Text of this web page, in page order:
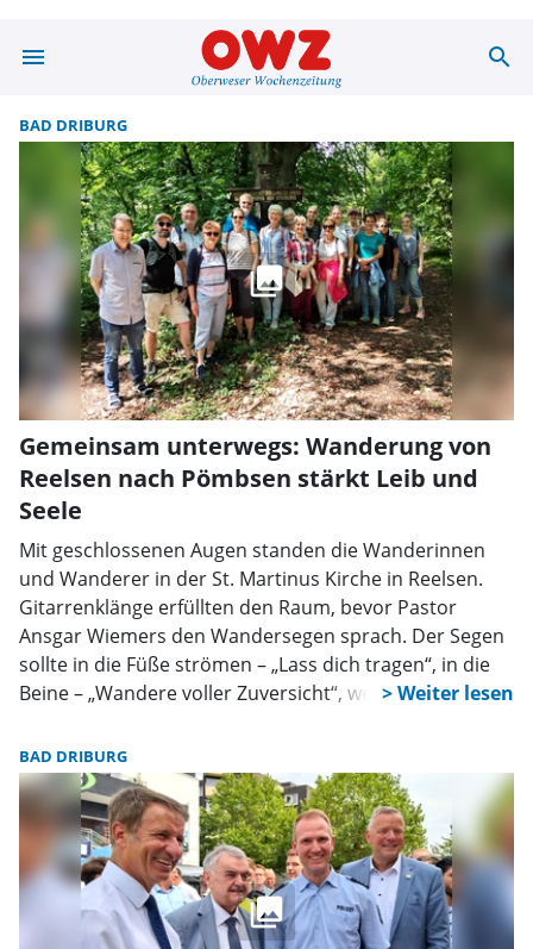
menu Suche | OWZ search
BAD DRIBURG
Gemeinsam unterwegs: Wanderung von
Reelsen nach Pömbsen stärkt Leib und
Seele
Mit geschlossenen Augen standen die Wanderinnen
und Wanderer in der St. Martinus Kirche in Reelsen.
Gitarrenklänge erfüllten den Raum, bevor Pastor
Ansgar Wiemers den Wandersegen sprach. Der Segen
sollte in die Füße strömen – „Lass dich tragen“, in die
Beine – „Wandere voller Zuversicht“, weiter in Bauch,
Kopf bis Fuß gestärkt wurde. Ein stiller und
bewegender Auftakt für einen Tag, der ganz im Zeichen
von Gemeinschaft, Natur und Glauben stand.
BAD DRIBURG